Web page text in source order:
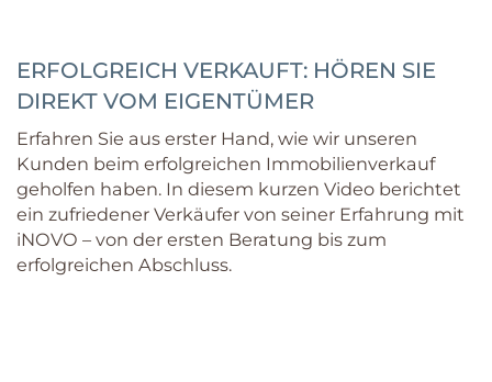
ERFOLGREICH VERKAUFT: HÖREN SIE
DIREKT VOM EIGENTÜMER
Erfahren Sie aus erster Hand, wie wir unseren
Kunden beim erfolgreichen Immobilienverkauf
geholfen haben. In diesem kurzen Video berichtet
ein zufriedener Verkäufer von seiner Erfahrung mit
iNOVO – von der ersten Beratung bis zum
erfolgreichen Abschluss.